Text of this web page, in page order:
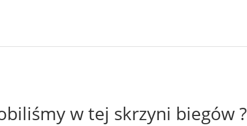
w tej skrzyni biegów ?